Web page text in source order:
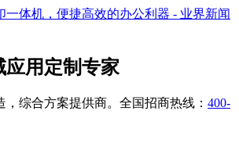
应用定制专家
，综合方案提供商。全国招商热线： 400-